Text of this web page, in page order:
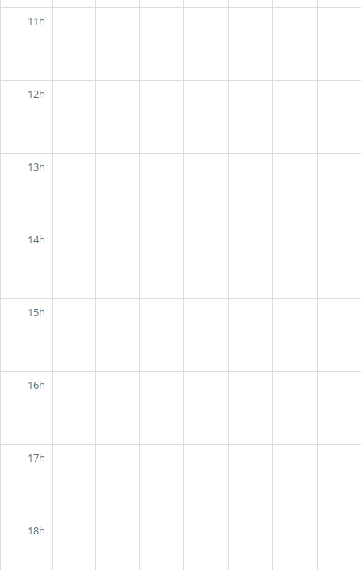
11h
12h
13h
14h
15h
16h
17h
18h